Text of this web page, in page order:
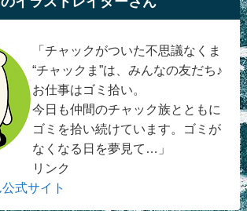
「チャックがついた不思議なくま
“チャックま”は、みんなの友だち♪
お仕事はゴミ拾い。
今日も仲間のチャック族とともに
ゴミを拾い続けています。ゴミが
なくなる日を夢見て…」
リンク
式サイト